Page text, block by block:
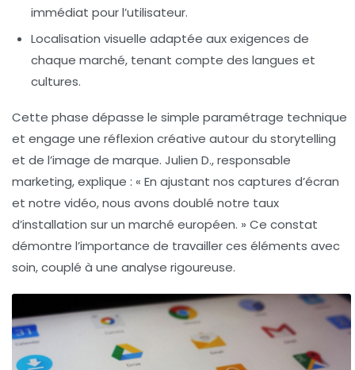
immédiat pour l’utilisateur.
Localisation visuelle adaptée aux exigences de
chaque marché, tenant compte des langues et
cultures.
Cette phase dépasse le simple paramétrage technique
et engage une réflexion créative autour du storytelling
et de l’image de marque. Julien D., responsable
marketing, explique : « En ajustant nos captures d’écran
et notre vidéo, nous avons doublé notre taux
d’installation sur un marché européen. » Ce constat
démontre l’importance de travailler ces éléments avec
soin, couplé à une analyse rigoureuse.